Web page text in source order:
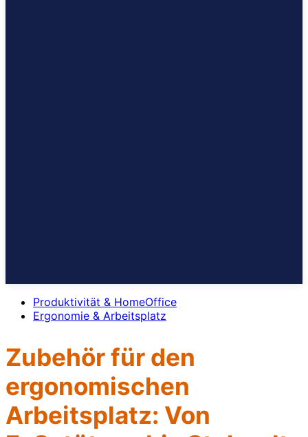
Produktivität & HomeOffice
Ergonomie & Arbeitsplatz
Zubehör für den
ergonomischen
Arbeitsplatz: Von